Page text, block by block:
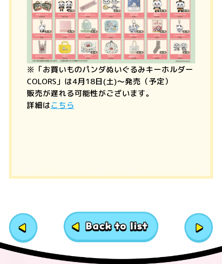
※「お買いものパンダぬいぐるみキーホルダー
COLORS」は4月18日(土)〜発売（予定）
販売が遅れる可能性がございます。
詳細はこちら